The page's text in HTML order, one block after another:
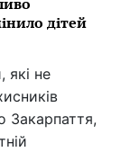
дітей
які не
Закарпаття,